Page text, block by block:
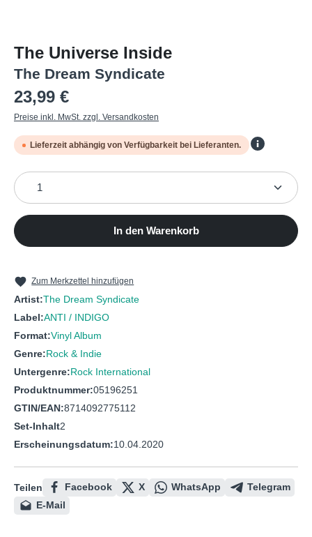
The Universe Inside
The Dream Syndicate
Regulärer Preis:
23,99 €
Preise inkl. MwSt. zzgl. Versandkosten
Lieferzeit abhängig von Verfügbarkeit bei Lieferanten.
Produkt Anzahl: Gib den gewünschten Wert ein
In den Warenkorb
Zum Merkzettel hinzufügen
Artist:The Dream Syndicate
Label:ANTI / INDIGO
Format:Vinyl Album
Genre:Rock & Indie
Untergenre:Rock International
Produktnummer:05196251
GTIN/EAN:8714092775112
Set-Inhalt2
Erscheinungsdatum:10.04.2020
Teilen Facebook X WhatsApp
Telegram
E-Mail